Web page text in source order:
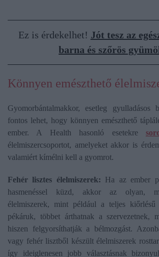
Ez is érdekelhet! Jót tesz az
barna és szőrös
Könnyen emészthető
Gyomorbántalmakkor, esetleg gyulladásos
fontos lehet, hogy könnyen emészthető
ember. A Health hasonló esetekre
élelmiszercsoportot, amelyeket akkor is
valamiért kímélni kell a gyomrot.
Fehér lisztes élelmiszerek: Ha az ember
hasmenéssel küzd, akkor az olyan,
élelmiszerek, mint például a teljes kiőrlésű
pékáruk, többet árthatnak a szervezetnek,
hiszen felgyorsíthatják a bélmozgást.
vagy fehér lisztből készült élelmiszerek
így ideiglenesen jobb választásnak